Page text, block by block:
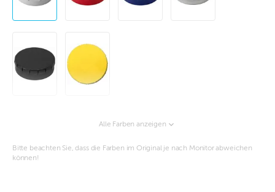
Alle Farben anzeigen
Bitte beachten Sie, dass die Farben im Original je nach Monitor abweichen
können!